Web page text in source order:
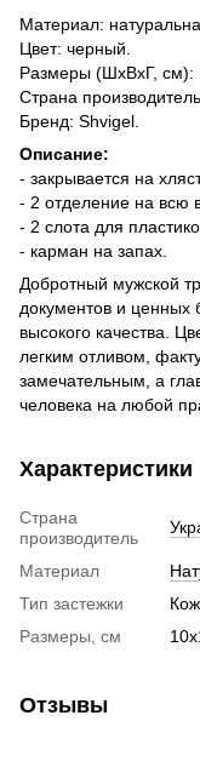
Материал:
Цвет: черный.
Размеры (ШхВхГ, см):
Страна
Бренд: Shvigel.
Описание:
- закрывается на
- 2 отделение на всю
- 2 слота для
- карман на запах.
Добротный мужской
документов и ценных
высокого качества.
легким отливом,
замечательным, а
человека на любой
Характеристики
Страна
производитель
Материал
Тип застежки
Размеры, см
Отзывы